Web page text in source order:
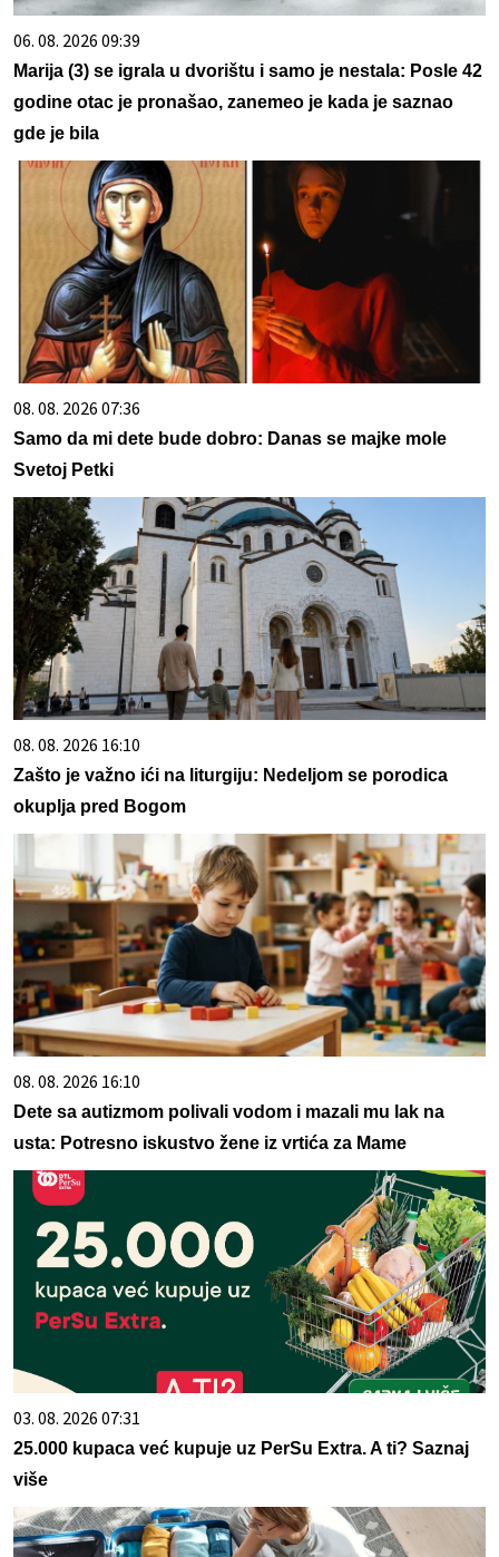
06. 08. 2026 09:39
Marija (3) se igrala u dvorištu i samo je nestala: Posle 42
godine otac je pronašao, zanemeo je kada je saznao
gde je bila
08. 08. 2026 07:36
Samo da mi dete bude dobro: Danas se majke mole
Svetoj Petki
08. 08. 2026 16:10
Zašto je važno ići na liturgiju: Nedeljom se porodica
okuplja pred Bogom
08. 08. 2026 16:10
Dete sa autizmom polivali vodom i mazali mu lak na
usta: Potresno iskustvo žene iz vrtića za Mame
03. 08. 2026 07:31
25.000 kupaca već kupuje uz PerSu Extra. A ti? Saznaj
više